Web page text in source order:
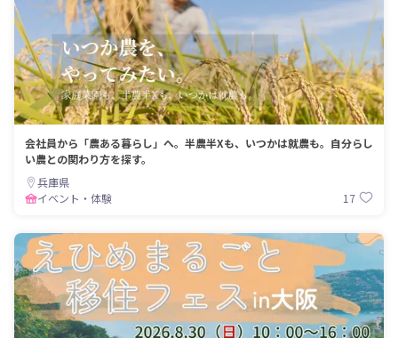
会社員から「農ある暮らし」へ。半農半Xも、いつかは就農も。自分らし
い農との関わり方を探す。
兵庫県
イベント・体験
17